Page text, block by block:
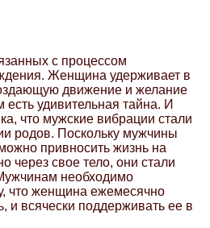
с процессом
Женщина удерживает в
движение и желание
удивительная тайна. И
что мужские вибрации стали
родов. Поскольку мужчины
привносить жизнь на
через свое тело, они стали
необходимо
что женщина ежемесячно
и всячески поддерживать ее в